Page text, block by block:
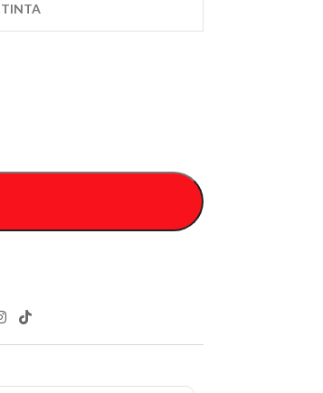
TINTA